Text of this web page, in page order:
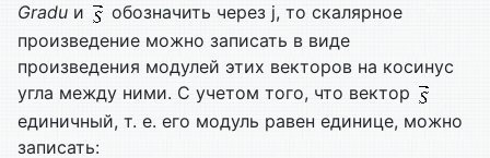
Gradu и
обозначить через j, то скалярное
произведение можно записать в виде
произведения модулей этих векторов на косинус
угла между ними. С учетом того, что вектор
единичный, т. е. его модуль равен единице, можно
записать: